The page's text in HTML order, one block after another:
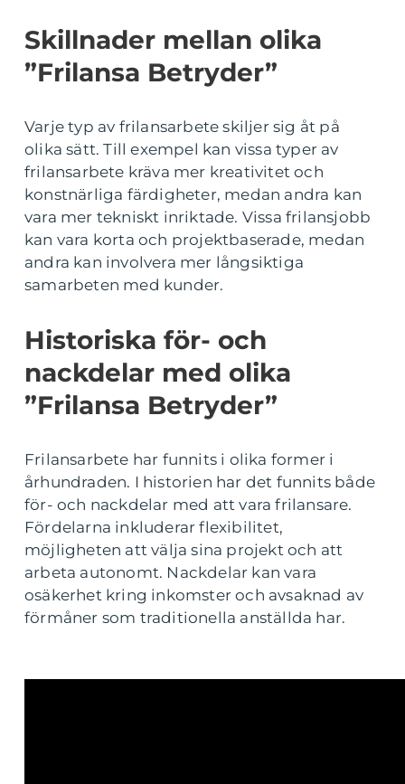
Skillnader mellan olika
”Frilansa Betryder”
Varje typ av frilansarbete skiljer sig åt på
olika sätt. Till exempel kan vissa typer av
frilansarbete kräva mer kreativitet och
konstnärliga färdigheter, medan andra kan
vara mer tekniskt inriktade. Vissa frilansjobb
kan vara korta och projektbaserade, medan
andra kan involvera mer långsiktiga
samarbeten med kunder.
Historiska för- och
nackdelar med olika
”Frilansa Betryder”
Frilansarbete har funnits i olika former i
århundraden. I historien har det funnits både
för- och nackdelar med att vara frilansare.
Fördelarna inkluderar flexibilitet,
möjligheten att välja sina projekt och att
arbeta autonomt. Nackdelar kan vara
osäkerhet kring inkomster och avsaknad av
förmåner som traditionella anställda har.